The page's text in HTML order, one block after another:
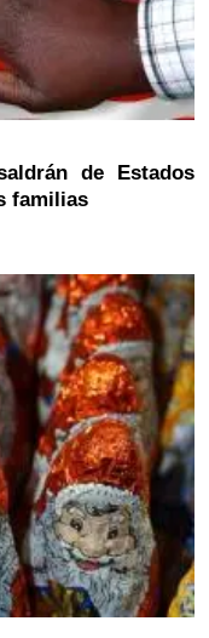
de Estados
familias